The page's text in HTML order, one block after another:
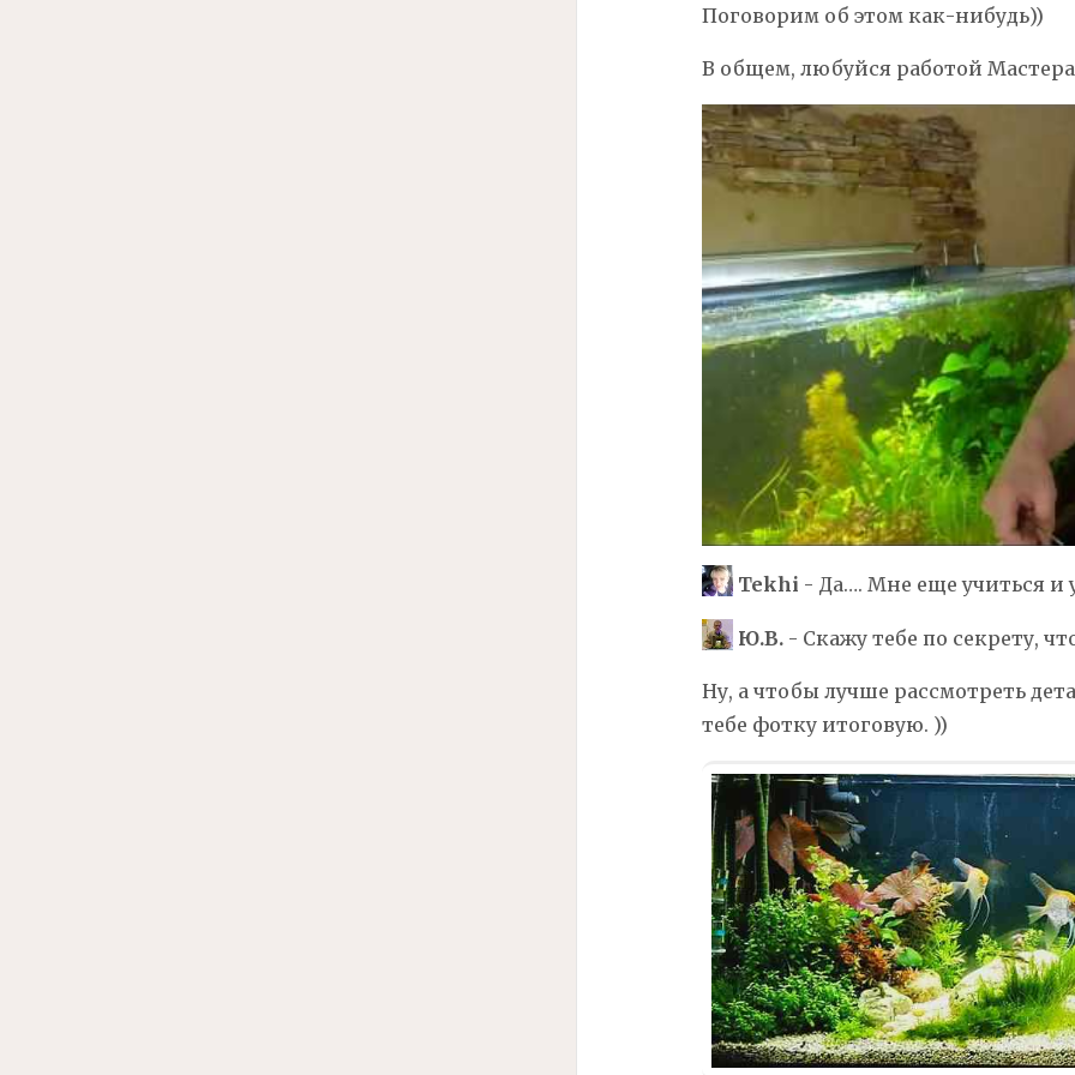
Поговорим об этом как-нибудь))
В общем, любуйся работой
Tekhi - Да…. Мне еще учиться и
Ю.В.- Скажу тебе по секрету,
Ну, а чтобы лучше рассмотреть
тебе фотку итоговую. ))